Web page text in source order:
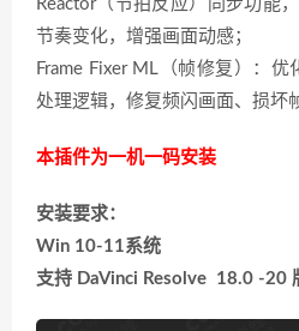
Reactor（节拍反应）同步功能
节奏变化，增强画面动感；
Frame Fixer ML（帧修复）：优
处理逻辑，修复频闪画面、损坏
本插件为一机一码安装
安装要求：
Win 10-11系统
支持 DaVinci Resolve 18.0 -20